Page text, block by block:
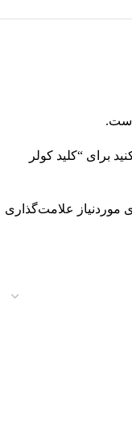
برای “کلید کولر
موردنیاز علامت‌گذاری